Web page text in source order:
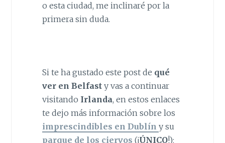
o esta ciudad, me inclinaré por la
primera sin duda.
Si te ha gustado este post de qué
ver en Belfasty vas a continuar
visitando Irlanda, en estos enlaces
te dejo más información sobre los
imprescindibles en Dublín y su
parque de los ciervos (¡ÚNICO!);